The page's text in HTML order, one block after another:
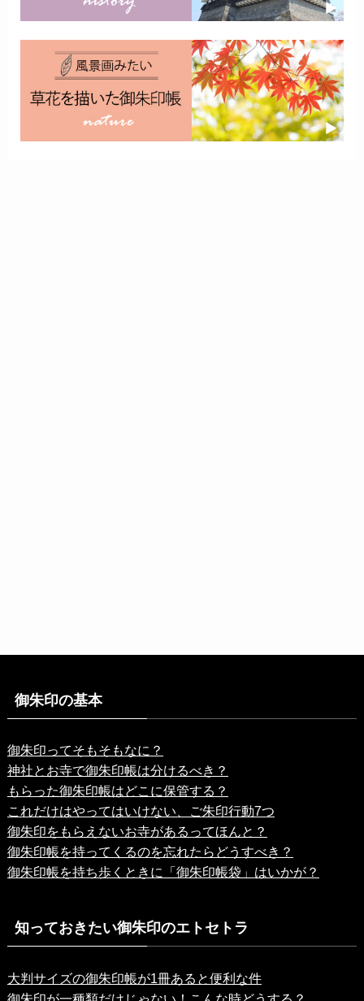
御朱印の基本
御朱印ってそもそもなに？
神社とお寺で御朱印帳は分けるべき？
もらった御朱印帳はどこに保管する？
これだけはやってはいけない、ご朱印行動7つ
御朱印をもらえないお寺があるってほんと？
御朱印帳を持ってくるのを忘れたらどうすべき？
御朱印帳を持ち歩くときに「御朱印帳袋」はいかが？
知っておきたい御朱印のエトセトラ
大判サイズの御朱印帳が1冊あると便利な件